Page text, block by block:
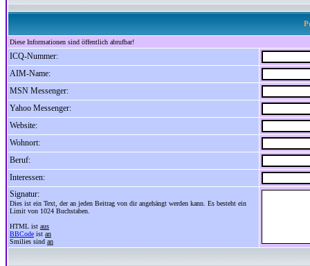
Diese Informationen sind öffentlich abrufbar!
ICQ-Nummer:
AIM-Name:
MSN Messenger:
Yahoo Messenger:
Website:
Wohnort:
Beruf:
Interessen:
Signatur:
Dies ist ein Text, der an jeden Beitrag von dir angehängt werden kann. Es besteht ein
Limit von 1024 Buchstaben.
HTML ist aus
BBCode ist an
Smilies sind an